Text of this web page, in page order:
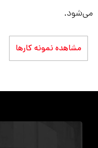
می‌شود.
مشاهده نمونه کارها